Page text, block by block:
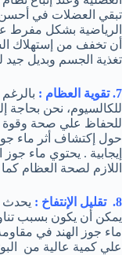
تبقي العضلات في
الرياضية بشكل مفرط
أن تخفف من إستهلاك
تغذية الجسم وبديل
7. تقوية العظام :
للكالسيوم، نحن بحاجة
للحفاظ علي صحة وقوة
حول إكتشاف أثر ماء
إيجابية . يحتوي ماء
اللازم لصحة العظام
8. تقليل الإنتفاخ :
يحدث
يمكن أن يكون بسبب
ماء جوز الهند في
علي كمية عالية من